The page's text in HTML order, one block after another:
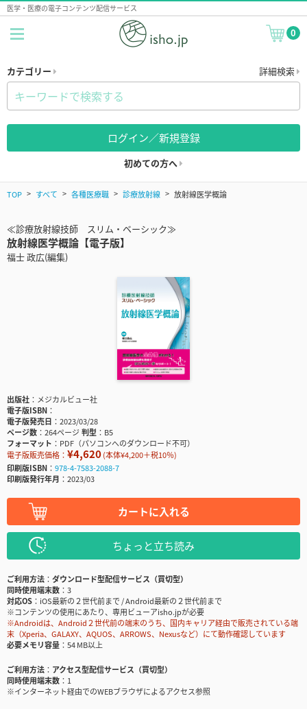
医学・医療の電子コンテンツ配信サービス
0
カテゴリー 詳細検索
ログイン／新規登録
初めての方へ
TOP すべて 各種医療職 診療放射線 放射線医学概論
≪診療放射線技師 スリム・ベーシック≫
放射線医学概論【電子版】
福士 政広(編集)
出版社
メジカルビュー社
電子版ISBN
電子版発売日
2023/03/28
ページ数
264ページ判型
B5
フォーマット
PDF（パソコンへのダウンロード不可）
電子版販売価格： ¥4,620(本体¥4,200＋税10％)
印刷版ISBN
978-4-7583-2088-7
印刷版発行年月
2023/03
カートに入れる
ちょっと立ち読み
ご利用方法
ダウンロード型配信サービス（買切型）
同時使用端末数
3
対応OS
iOS最新の２世代前まで / Android最新の２世代前まで
※コンテンツの使用にあたり、専用ビューアisho.jpが必要
※Androidは、Android２世代前の端末のうち、国内キャリア経由で販売されている端
末（Xperia、GALAXY、AQUOS、ARROWS、Nexusなど）にて動作確認しています
必要メモリ容量
54 MB以上
ご利用方法
アクセス型配信サービス（買切型）
同時使用端末数
1
※インターネット経由でのWEBブラウザによるアクセス参照